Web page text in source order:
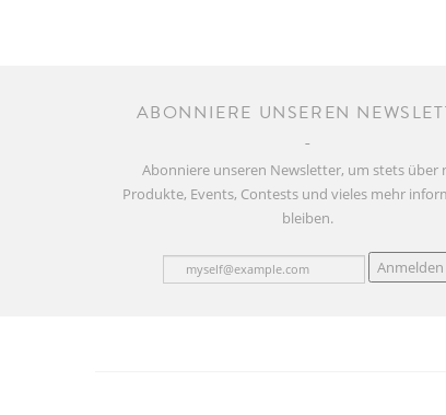
ABONNIERE UNSEREN
Abonniere unseren Newsletter, um stets über
Produkte, Events, Contests und vieles mehr
bleiben.
Anmelden